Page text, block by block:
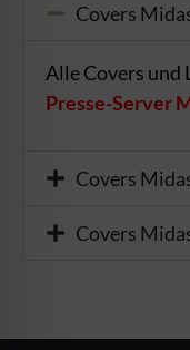
Covers
Alle Covers und
Presse-Server
Covers
Covers